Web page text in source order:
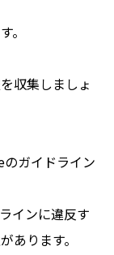
。
収集しましょ
ガイドライン
インに違反す
あります。